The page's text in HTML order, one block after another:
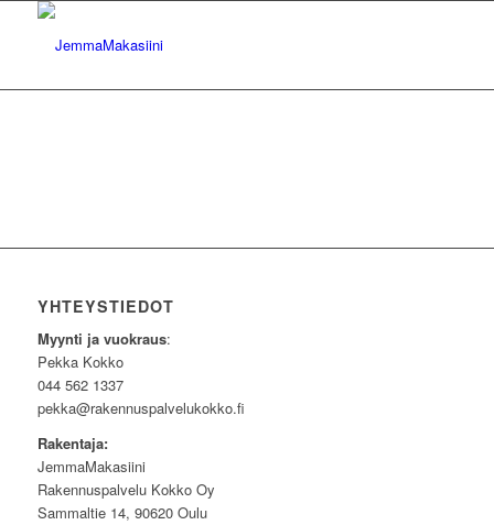
YHTEYSTIEDOT
Myynti ja vuokraus:
Pekka Kokko
044 562 1337
pekka@rakennuspalvelukokko.fi
Rakentaja:
JemmaMakasiini
Rakennuspalvelu Kokko Oy
Sammaltie 14, 90620 Oulu